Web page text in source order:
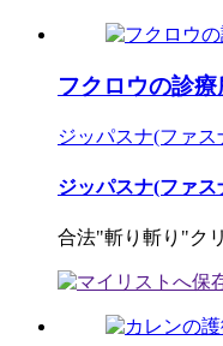
フクロウの診
ジッパスナ(ファス
ジッパスナ(ファス
合法"斬り斬り"ク